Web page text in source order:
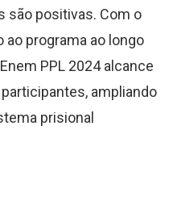
são positivas. Com o
ao programa ao longo
PPL 2024 alcance
ampliando
prisional